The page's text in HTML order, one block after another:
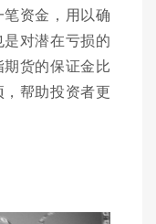
资金，用以确
对潜在亏损的
货的保证金比
帮助投资者更